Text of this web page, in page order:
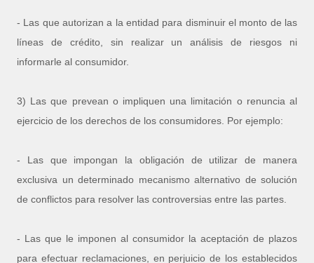
- Las que autorizan a la entidad para disminuir el monto de las
líneas de crédito, sin realizar un análisis de riesgos ni
informarle al consumidor.
3) Las que prevean o impliquen una limitación o renuncia al
ejercicio de los derechos de los consumidores. Por ejemplo:
- Las que impongan la obligación de utilizar de manera
exclusiva un determinado mecanismo alternativo de solución
de conflictos para resolver las controversias entre las partes.
- Las que le imponen al consumidor la aceptación de plazos
para efectuar reclamaciones, en perjuicio de los establecidos